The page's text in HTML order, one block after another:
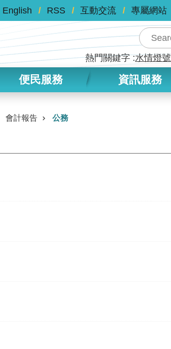
English RSS 互動交流 專屬網站
熱門關鍵字 水情燈號
便民服務 資訊服務
會計報告 公務